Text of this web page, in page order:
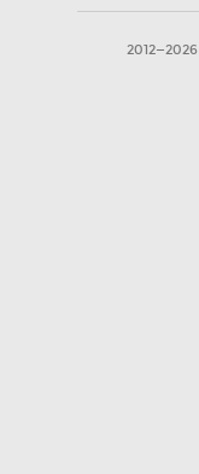
2012—2026